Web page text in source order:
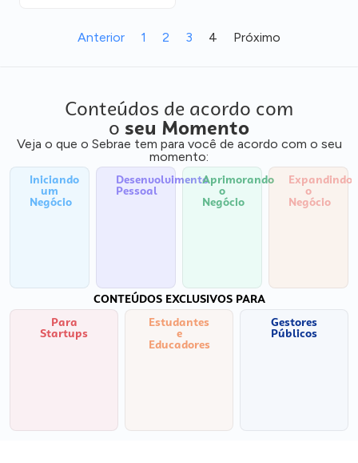
Anterior 1 2 3 4 Próximo
Conteúdos de acordo com
o seu Momento
Veja o que o Sebrae tem para você de acordo com o seu
momento:
Iniciando
um
Negócio
Desenvolvimento
Pessoal
Aprimorando
o
Negócio
Expandindo
o
Negócio
CONTEÚDOS EXCLUSIVOS PARA
Para
Startups
Estudantes
e
Educadores
Gestores
Públicos